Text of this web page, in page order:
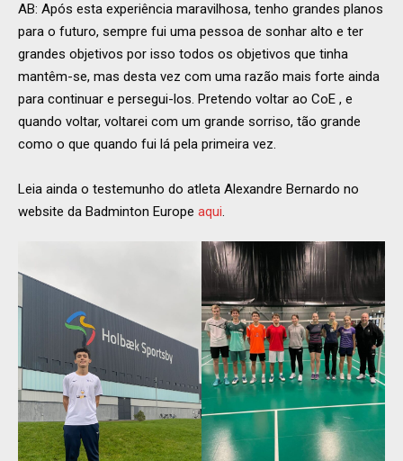
AB: Após esta experiência maravilhosa, tenho grandes planos
para o futuro, sempre fui uma pessoa de sonhar alto e ter
grandes objetivos por isso todos os objetivos que tinha
mantêm-se, mas desta vez com uma razão mais forte ainda
para continuar e persegui-los. Pretendo voltar ao CoE , e
quando voltar, voltarei com um grande sorriso, tão grande
como o que quando fui lá pela primeira vez.
Leia ainda o testemunho do atleta Alexandre Bernardo no
website da Badminton Europe aqui.